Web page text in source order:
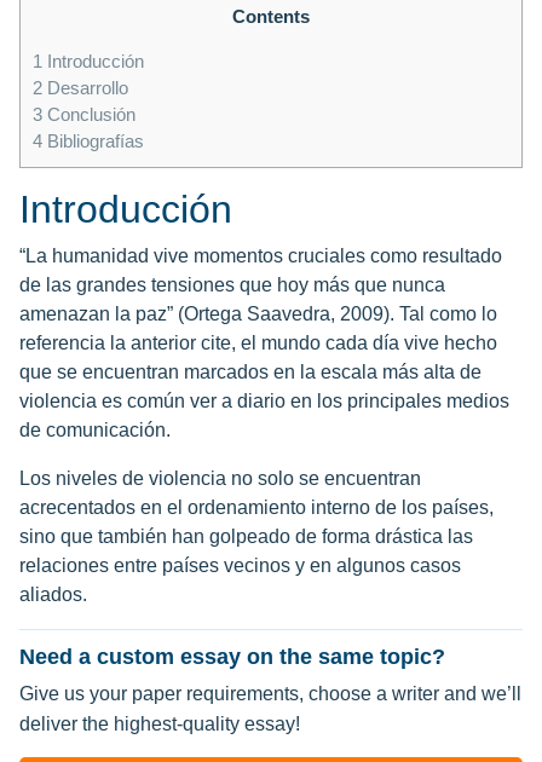
Contents
1 Introducción
2 Desarrollo
3 Conclusión
4 Bibliografías
Introducción
“La humanidad vive momentos cruciales como resultado
de las grandes tensiones que hoy más que nunca
amenazan la paz” (Ortega Saavedra, 2009). Tal como lo
referencia la anterior cite, el mundo cada día vive hecho
que se encuentran marcados en la escala más alta de
violencia es común ver a diario en los principales medios
de comunicación.
Los niveles de violencia no solo se encuentran
acrecentados en el ordenamiento interno de los países,
sino que también han golpeado de forma drástica las
relaciones entre países vecinos y en algunos casos
aliados.
Need a custom essay on the same topic?
Give us your paper requirements, choose a writer and we’ll
deliver the highest-quality essay!